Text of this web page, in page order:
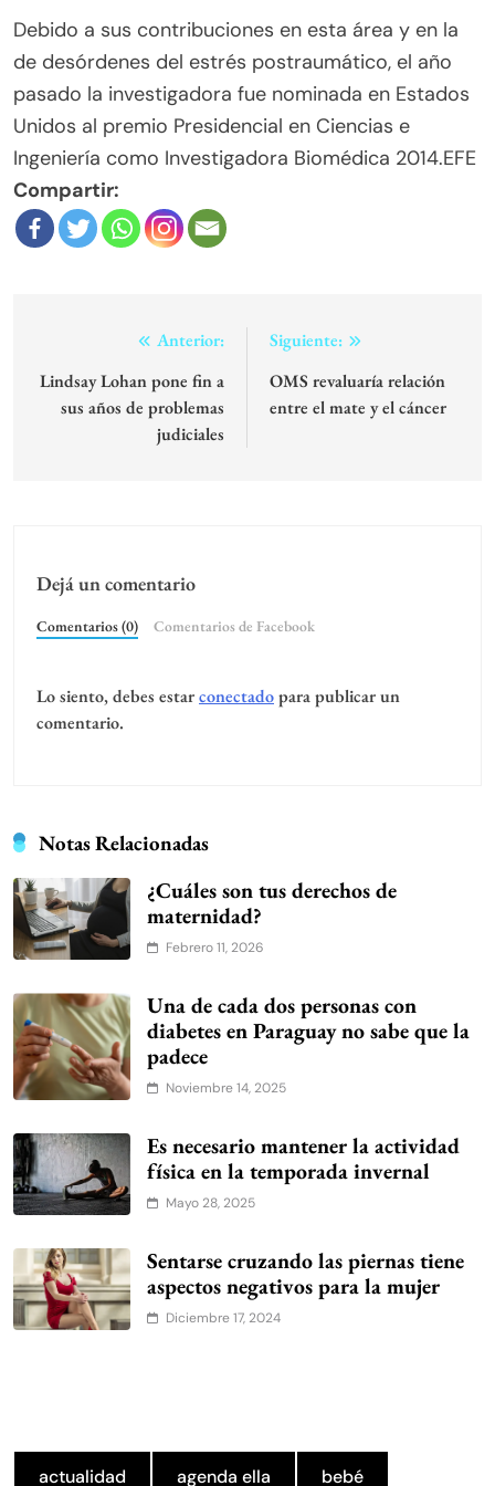
Debido a sus contribuciones en esta área y en la
de desórdenes del estrés postraumático, el año
pasado la investigadora fue nominada en Estados
Unidos al premio Presidencial en Ciencias e
Ingeniería como Investigadora Biomédica 2014.EFE
Compartir:
Navegación
de
entradas
Anterior:
Lindsay Lohan pone fin a
sus años de problemas
judiciales
Siguiente:
OMS revaluaría relación
entre el mate y el cáncer
Dejá un comentario
Comentarios (0) Comentarios de Facebook
Lo siento, debes estarconectadopara publicar un
comentario.
Notas Relacionadas
¿Cuáles son tus derechos de
maternidad?
Febrero 11, 2026
Una de cada dos personas con
diabetes en Paraguay no sabe que la
padece
Noviembre 14, 2025
Es necesario mantener la actividad
física en la temporada invernal
Mayo 28, 2025
Sentarse cruzando las piernas tiene
aspectos negativos para la mujer
Diciembre 17, 2024
actualidad agenda ella bebé